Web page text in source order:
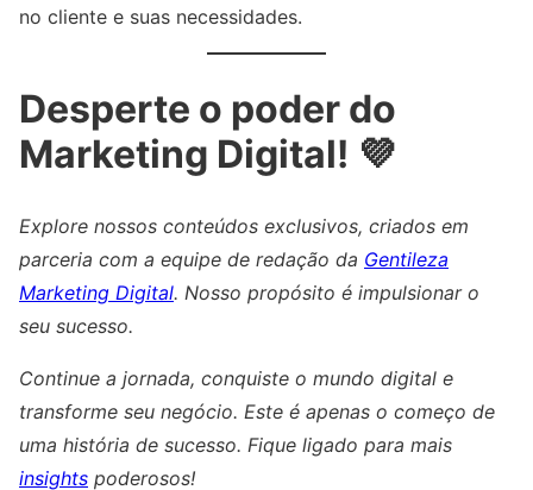
no cliente e suas necessidades.
Desperte o poder do
Marketing Digital! 💜
Explore nossos conteúdos exclusivos, criados em
parceria com a equipe de redação da Gentileza
Marketing Digital. Nosso propósito é impulsionar o
seu sucesso.
Continue a jornada, conquiste o mundo digital e
transforme seu negócio. Este é apenas o começo de
uma história de sucesso. Fique ligado para mais
insights poderosos!